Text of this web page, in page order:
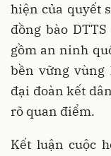
hiện của quyết
đồng bào
gồm an ninh
bền vững vùng
đại đoàn kết
rõ quan điểm.
Kết luận cuộc